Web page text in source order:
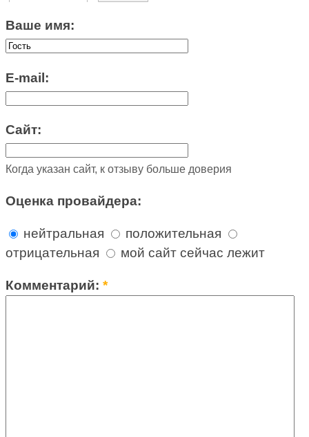
Ваше имя:
E-mail:
Сайт:
Когда указан сайт, к отзыву больше доверия
Оценка провайдера:
нейтральная
положительная
отрицательная
мой сайт сейчас лежит
Комментарий:*